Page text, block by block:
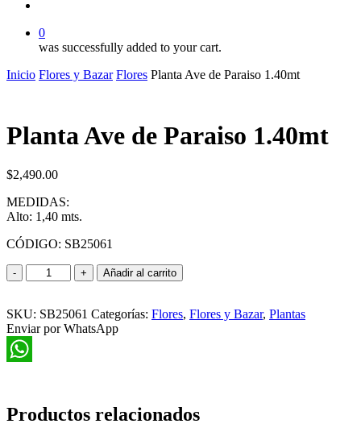
0
was successfully added to your cart.
Inicio Flores y Bazar Flores Planta Ave de Paraiso 1.40mt
Planta Ave de Paraiso 1.40mt
$2,490.00
MEDIDAS:
Alto: 1,40 mts.
CÓDIGO: SB25061
Planta
Ave
Paraiso
1.40mt
cantidad
Añadir al carrito
SKU: SB25061 Categorías: Flores, Flores y Bazar, Plantas
Enviar por WhatsApp
Productos relacionados